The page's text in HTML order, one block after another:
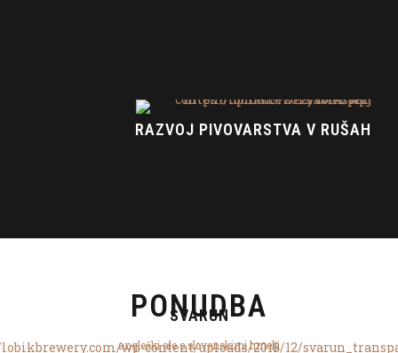
RAZVOJ PIVOVARSTVA V RUŠAH
PONUDBA
SVARUN
angleški ale s slovenskimi hmelji